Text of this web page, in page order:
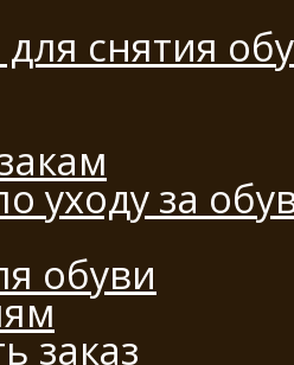
снятия
уходу за
обуви
заказ